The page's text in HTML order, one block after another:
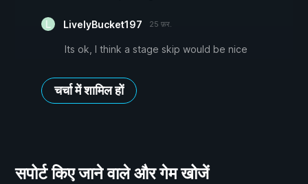
LivelyBucket197 25 फ़र.
Its ok, I think a stage skip would be nice
चर्चा में शामिल हों
सपोर्ट किए जाने वाले और गेम खोजें